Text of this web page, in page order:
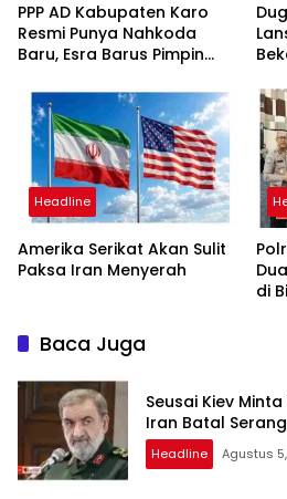
PPP AD Kabupaten Karo
Resmi Punya Nahkoda
Baru, Esra Barus Pimpin
Headline
Amerika Serikat Akan Sulit
Paksa Iran Menyerah
di
Baca Juga
Seusai Kiev
Iran Batal
Headline Agustus